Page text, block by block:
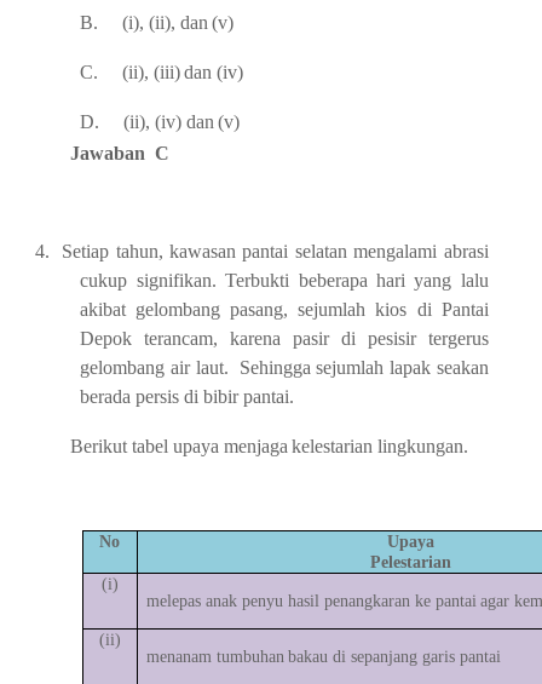
B.
(i), (ii), dan (v)
C. (ii), (iii) dan (iv)
D. (ii), (iv) dan (v)
Jawaban C
4.
Setiap tahun, kawasan pantai selatan mengalami abrasi
cukup signifikan. Terbukti beberapa hari yang lalu
akibat gelombang pasang, sejumlah kios di Pantai
Depok
terancam, karena pasir di pesisir
tergerus
gelombang air laut. Sehingga sejumlah lapak seakan
berada persis di bibir pantai.
Berikut tabel upaya menjaga kelestarian lingkungan.
No
Upaya
Pelestarian
(i)
melepas anak penyu hasil penangkaran ke pantai agar
(ii)
menanam tumbuhan bakau di sepanjang garis pantai